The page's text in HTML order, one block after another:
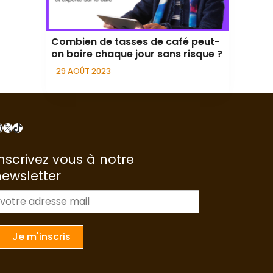
Combien de tasses de café peut-
on boire chaque jour sans risque ?
29 AOÛT 2023
X TikTok
vous à notre
Je m'inscris